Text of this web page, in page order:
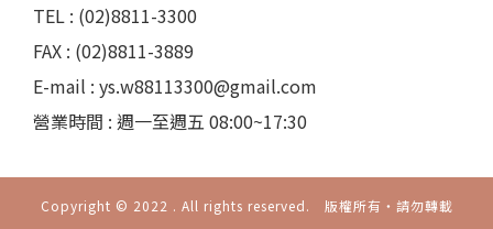
TEL : (02)8811-3300
FAX : (02)8811-3889
E-mail : ys.w88113300@gmail.com
營業時間 : 週一至週五 08:00~17:30
Copyright © 2022 . All rights reserved. 版權所有‧請勿轉載